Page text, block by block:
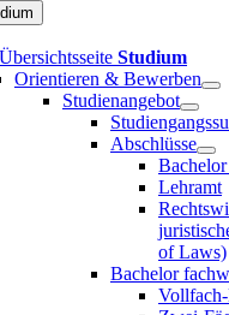
Studium
Orientieren & Bewerben
Studienangebot
Abschlüsse
Lehramt
of Laws)
Bachelor